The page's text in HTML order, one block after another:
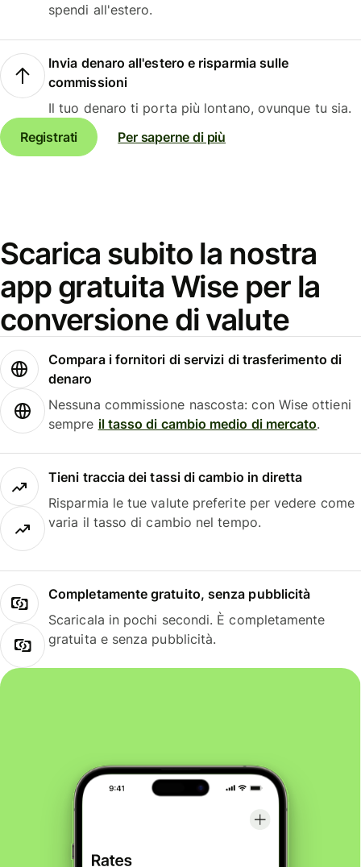
spendi all'estero.
Invia denaro all'estero e risparmia sulle
commissioni
Il tuo denaro ti porta più lontano, ovunque tu sia.
Registrati
Per saperne di più
Scarica subito la nostra
app gratuita Wise per la
conversione di valute
Compara i fornitori di servizi di trasferimento di
denaro
Nessuna commissione nascosta: con Wise ottieni
sempre il tasso di cambio medio di mercato.
Tieni traccia dei tassi di cambio in diretta
Risparmia le tue valute preferite per vedere come
varia il tasso di cambio nel tempo.
Completamente gratuito, senza pubblicità
Scaricala in pochi secondi. È completamente
gratuita e senza pubblicità.